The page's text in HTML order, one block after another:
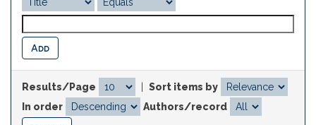
Results/Page
Sort items by
In order
Authors/record